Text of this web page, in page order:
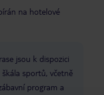
na hotelové
jsou k dispozici
sportů, včetně
program a